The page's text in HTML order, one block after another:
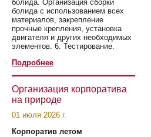
болида. Организация сборки
болида с использованием всех
материалов, закрепление
прочные крепления, установка
двигателя и других необходимых
элементов. 6. Тестирование.
Подробнее
Организация корпоратива
на природе
01 июля 2026 г.
Корпоратив летом